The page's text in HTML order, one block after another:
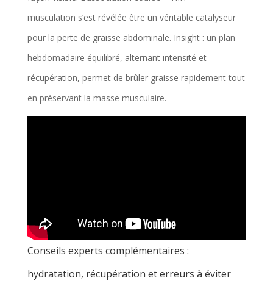
musculation s’est révélée être un véritable catalyseur
pour la perte de graisse abdominale. Insight : un plan
hebdomadaire équilibré, alternant intensité et
récupération, permet de brûler graisse rapidement tout
en préservant la masse musculaire.
Conseils experts complémentaires :
hydratation, récupération et erreurs à éviter